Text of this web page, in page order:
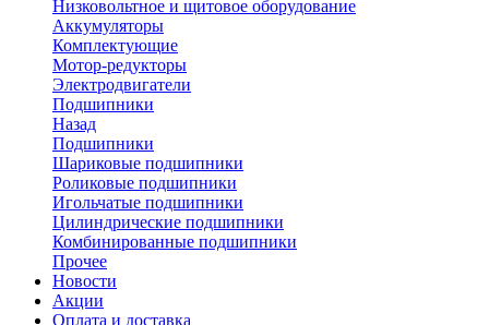
Низковольтное и щитовое оборудование
Аккумуляторы
Комплектующие
Мотор-редукторы
Электродвигатели
Подшипники
Назад
Подшипники
Шариковые подшипники
Роликовые подшипники
Игольчатые подшипники
Цилиндрические подшипники
Комбинированные подшипники
Прочее
Новости
Акции
Оплата и доставка